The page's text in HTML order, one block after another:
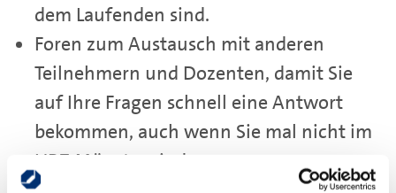
dem Laufenden sind.
Foren zum Austausch mit anderen
Teilnehmern und Dozenten, damit Sie
auf Ihre Fragen schnell eine Antwort
bekommen, auch wenn Sie mal nicht im
HBZ Münster sind.